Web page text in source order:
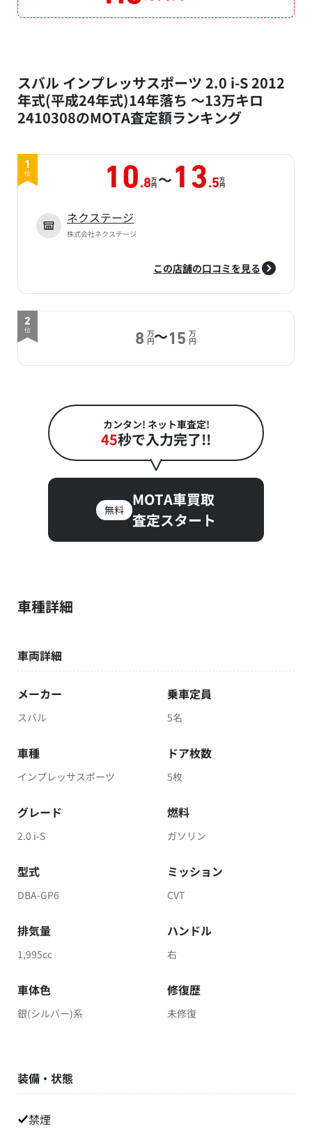
スバル インプレッサスポーツ 2.0 i-S 2012
年式(平成24年式)14年落ち ～13万キロ
2410308のMOTA査定額ランキング
1
位 10 .8万
円 ～ 13 .5万
円
ネクステージ
株式会社ネクステージ
この店舗の口コミを見る
2
位
8 万
円～15 万
円
カンタン! ネット車査定!
45秒で入力完了!!
無料
MOTA車買取
査定スタート
車種詳細
車両詳細
メーカー
スバル
乗車定員
5名
車種
インプレッサスポーツ
ドア枚数
5枚
グレード
2.0 i-S
燃料
ガソリン
型式
DBA-GP6
ミッション
CVT
排気量
1,995cc
ハンドル
右
車体色
銀(シルバー)系
修復歴
未修復
装備・状態
禁煙